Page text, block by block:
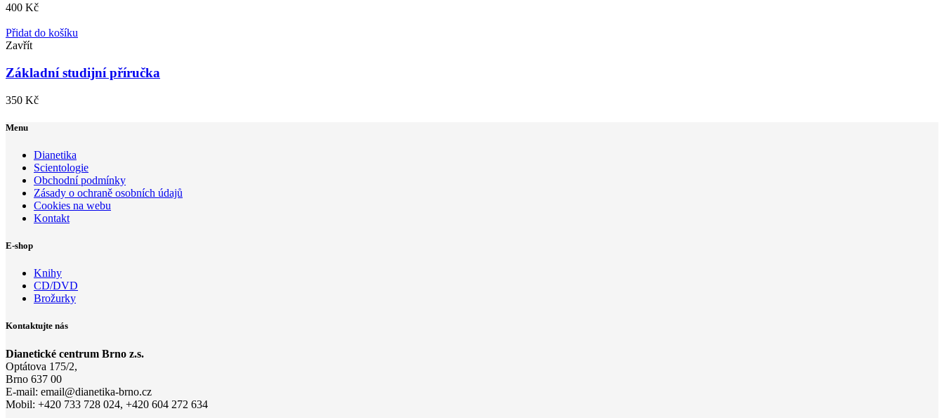
400 Kč
Přidat do košíku
Zavřít
Základní studijní příručka
350 Kč
Menu
Dianetika
Scientologie
Obchodní podmínky
Zásady o ochraně osobních údajů
Cookies na webu
Kontakt
E-shop
Knihy
CD/DVD
Brožurky
Kontaktujte nás
Dianetické centrum Brno z.s.
Optátova 175/2,
Brno 637 00
E-mail: email@dianetika-brno.cz
Mobil: +420 733 728 024, +420 604 272 634